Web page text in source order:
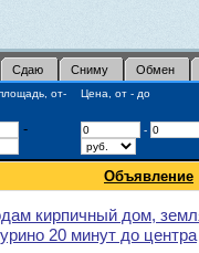
Сдаю Сниму Обмен
от-
Цена, от - до
- -
Объявление
кирпичный дом,
20 минут до центра